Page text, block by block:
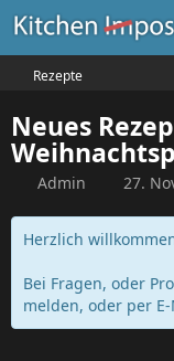
Rezepte
Neues
Admin 27.
Herzlich
Bei Fragen, oder
melden, oder per